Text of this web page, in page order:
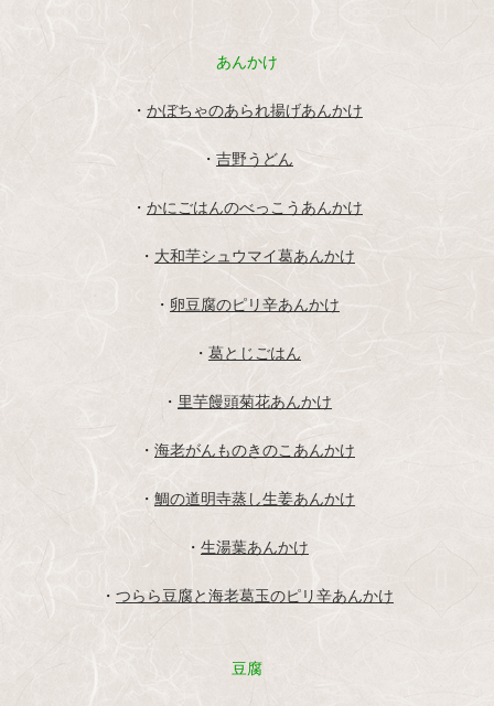
あんかけ
・ かぼちゃのあられ揚げあんかけ
・ 吉野うどん
・ かにごはんのべっこうあんかけ
・ 大和芋シュウマイ葛あんかけ
・ 卵豆腐のピリ辛あんかけ
・ 葛とじごはん
・ 里芋饅頭菊花あんかけ
・ 海老がんものきのこあんかけ
・ 鯛の道明寺蒸し生姜あんかけ
・ 生湯葉あんかけ
・ つらら豆腐と海老葛玉のピリ辛あんかけ
豆腐